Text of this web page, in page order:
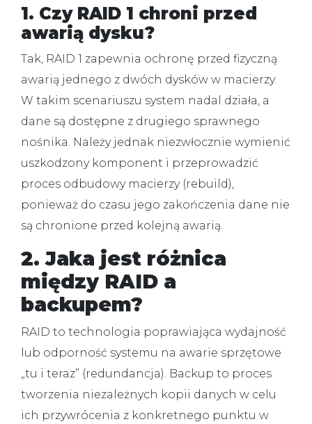
1. Czy RAID 1 chroni przed
awarią dysku?
Tak, RAID 1 zapewnia ochronę przed fizyczną
awarią jednego z dwóch dysków w macierzy.
W takim scenariuszu system nadal działa, a
dane są dostępne z drugiego sprawnego
nośnika. Należy jednak niezwłocznie wymienić
uszkodzony komponent i przeprowadzić
proces odbudowy macierzy (rebuild),
ponieważ do czasu jego zakończenia dane nie
są chronione przed kolejną awarią.
2. Jaka jest różnica
między RAID a
backupem?
RAID to technologia poprawiająca wydajność
lub odporność systemu na awarie sprzętowe
„tu i teraz” (redundancja). Backup to proces
tworzenia niezależnych kopii danych w celu
ich przywrócenia z konkretnego punktu w